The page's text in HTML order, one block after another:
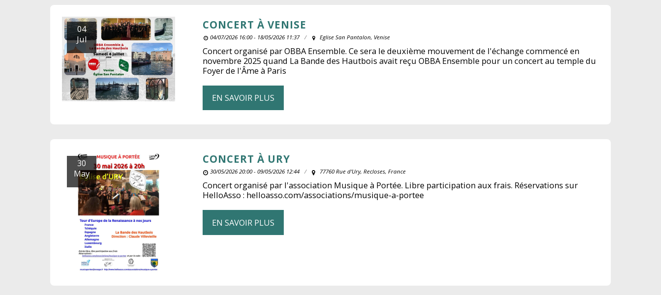
04
Jul
CONCERT À VENISE
04/07/2026 16:00 - 18/05/2026 11:37 Eglise San Pantalon, Venise
Concert organisé par OBBA Ensemble. Ce sera le deuxième mouvement de l'échange commencé en
novembre 2025 quand La Bande des Hautbois avait reçu OBBA Ensemble pour un concert au temple du
Foyer de l'Âme à Paris
EN SAVOIR PLUS
30
May
CONCERT À URY
30/05/2026 20:00 - 09/05/2026 12:44 77760 Rue d'Ury, Recloses, France
Concert organisé par l'association Musique à Portée. Libre participation aux frais. Réservations sur
HelloAsso : helloasso.com/associations/musique-a-portee
EN SAVOIR PLUS